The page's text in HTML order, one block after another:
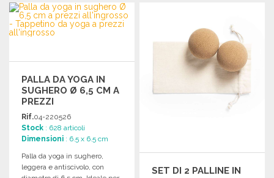
ORDINARE
Richiedi un preventivo
PALLA DA YOGA IN
SUGHERO Ø 6,5 CM A
PREZZI
ALL'INGROSSO
Rif.04-220526
Stock : 628 articoli
Dimensioni : 6.5 x 6.5 cm
Palla da yoga in sughero,
leggera e antiscivolo, con
SET DI 2 PALLINE IN